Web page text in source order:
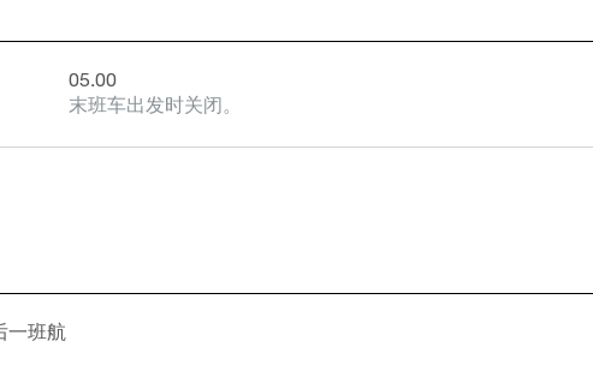
05.00
末班车出发时关闭。
一班航